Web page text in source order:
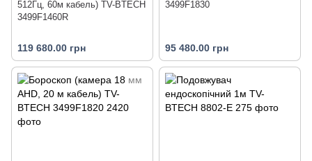
512Гц, 60м кабель) TV-BTECH
3499F1460R
119 680.00 грн
3499F1830
95 480.00 грн